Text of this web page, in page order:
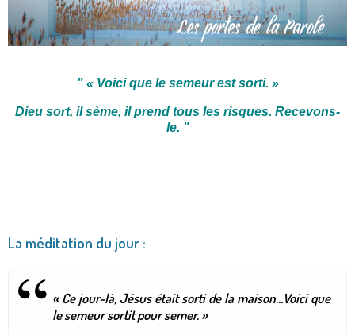
" « Voici que le semeur est sorti. »
Dieu sort, il sème, il prend tous les risques. Recevons-
le. "
La méditation du jour :
« Ce jour-là, Jésus était sorti de la maison…Voici que
le semeur sortit pour semer. »